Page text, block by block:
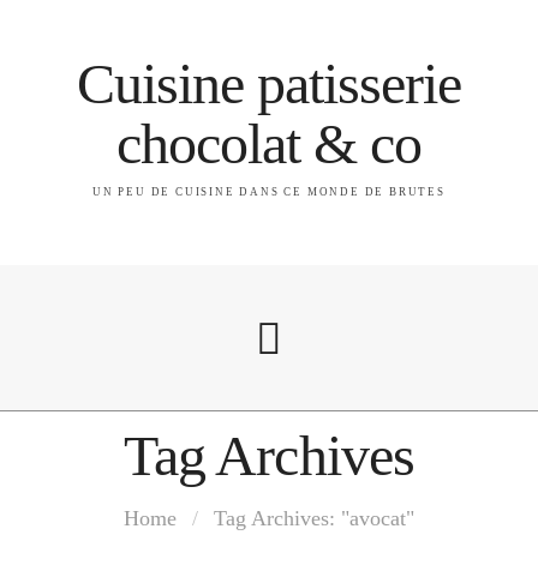
Cuisine patisserie
chocolat & co
UN PEU DE CUISINE DANS CE MONDE DE BRUTES
A propos
Index des recettes
Tag Archives
Home / Tag Archives: "avocat"